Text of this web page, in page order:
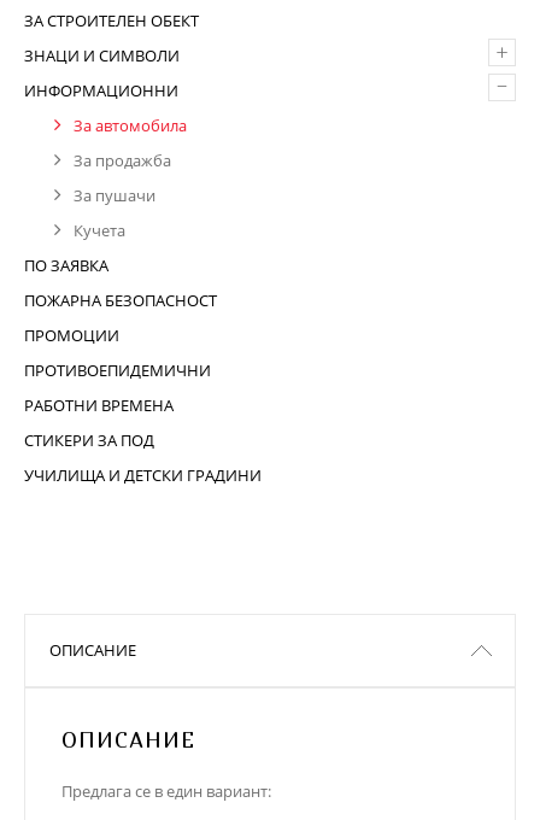
ЗА СТРОИТЕЛЕН ОБЕКТ
+
ЗНАЦИ И СИМВОЛИ
–
ИНФОРМАЦИОННИ
За автомобила
За продажба
За пушачи
Кучета
ПО ЗАЯВКА
ПОЖАРНА БЕЗОПАСНОСТ
ПРОМОЦИИ
ПРОТИВОЕПИДЕМИЧНИ
РАБОТНИ ВРЕМЕНА
СТИКЕРИ ЗА ПОД
УЧИЛИЩА И ДЕТСКИ ГРАДИНИ
ОПИСАНИЕ
ОПИСАНИЕ
Предлага се в един вариант: